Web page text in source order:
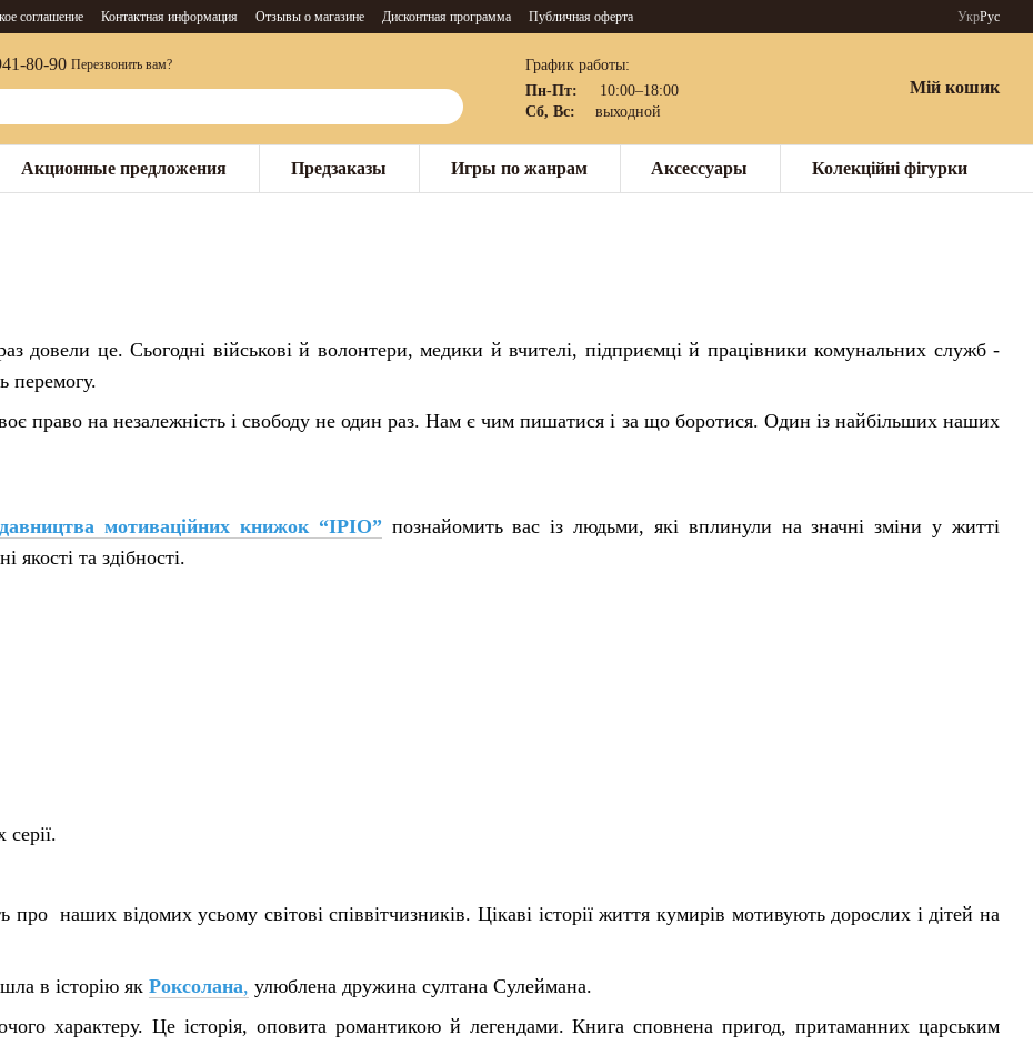
соглашение Контактная информация Отзывы о магазине Дисконтная программа Публичная оферта УкрРус
80-90 Перезвонить вам?
График работы:
Пн-Пт:
10:00–18:00
Сб, Вс:
выходной
Мій кошик
Акционные предложения Предзаказы Игры по жанрам Аксессуары Колекційні фігурки
довели це. Сьогодні військові й волонтери, медики й вчителі, підприємці й працівники комунальних служб -
перемогу.
право на незалежність і свободу не один раз. Нам є чим пишатися і за що боротися. Один із найбільших наших
мотиваційних книжок “IPIO”познайомить вас із людьми, які вплинули на значні зміни у житті
якості та здібності.
про наших відомих усьому світові співвітчизників. Цікаві історії життя кумирів мотивують дорослих і дітей на
в історію як Роксолана, улюблена дружина султана Сулеймана.
характеру. Це історія, оповита романтикою й легендами. Книга сповнена пригод, притаманних царським